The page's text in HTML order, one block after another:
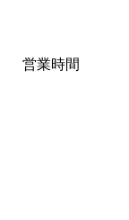
営業時間